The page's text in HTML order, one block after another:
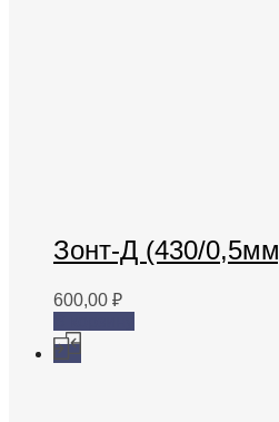
Зонт-Д (430/
600,00 ₽